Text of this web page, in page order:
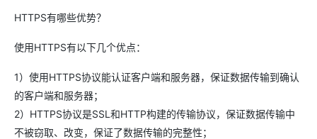
HTTPS有哪些优势？
使用HTTPS有以下几个优点：
1）使用HTTPS协议能认证客户端和服务器，保证数据传输到确认
的客户端和服务器；
2）HTTPS协议是SSL和HTTP构建的传输协议，保证数据传输中
不被窃取、改变，保证了数据传输的完整性；